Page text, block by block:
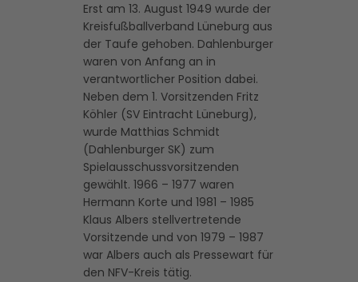
Erst am 13. August 1949 wurde der
Kreisfußballverband Lüneburg aus
der Taufe gehoben. Dahlenburger
waren von Anfang an in
verantwortlicher Position dabei.
Neben dem 1. Vorsitzenden Fritz
Köhler (SV Eintracht Lüneburg),
wurde Matthias Schmidt
(Dahlenburger SK) zum
Spielausschussvorsitzenden
gewählt. 1966 – 1977 waren
Hermann Korte und 1981 – 1985
Klaus Albers stellvertretende
Vorsitzende und von 1979 – 1987
war Albers auch als Pressewart für
den NFV-Kreis tätig.